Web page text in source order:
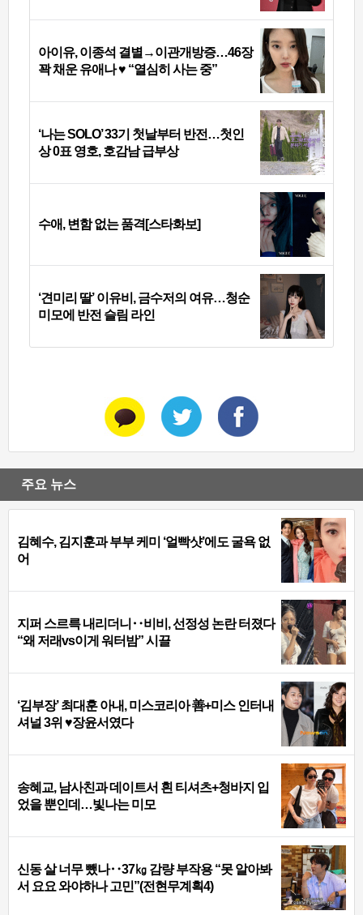
아이유, 이종석 결별→이관개방증…46장
꽉 채운 유애나 ♥ “열심히 사는 중”
‘나는 SOLO’ 33기 첫날부터 반전…첫인
상 0표 영호, 호감남 급부상
수애, 변함 없는 품격[스타화보]
‘견미리 딸’ 이유비, 금수저의 여유…청순
미모에 반전 슬림 라인
주요 뉴스
김혜수, 김지훈과 부부 케미 ‘얼빡샷’에도 굴욕 없
어
지퍼 스르륵 내리더니‥비비, 선정성 논란 터졌다
“왜 저래vs이게 워터밤” 시끌
‘김부장’ 최대훈 아내, 미스코리아 善+미스 인터내
셔널 3위 ♥장윤서였다
송혜교, 남사친과 데이트서 흰 티셔츠+청바지 입
었을 뿐인데…빛나는 미모
신동 살 너무 뺐나‥37㎏ 감량 부작용 “못 알아봐
서 요요 와야하나 고민”(전현무계획4)